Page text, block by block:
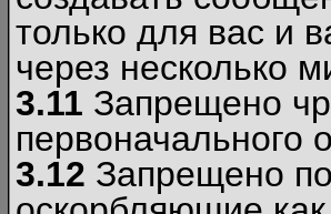
только для вас и
через несколько
3.11 Запрещено
первоначального
3.12 Запрещено